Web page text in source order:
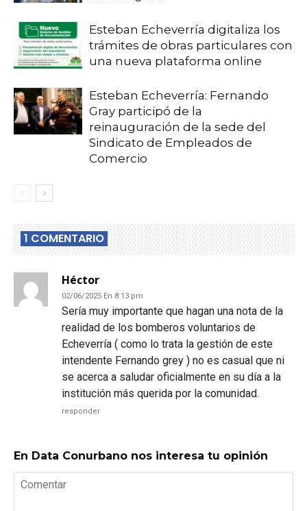
Esteban Echeverría digitaliza los
trámites de obras particulares con
una nueva plataforma online
Esteban Echeverría: Fernando
Gray participó de la
reinauguración de la sede del
Sindicato de Empleados de
Comercio
1 COMENTARIO
Héctor
02/06/2025 En 8:13 pm
Sería muy importante que hagan una nota de la
realidad de los bomberos voluntarios de
Echeverría ( como lo trata la gestión de este
intendente Fernando grey ) no es casual que ni
se acerca a saludar oficialmente en su día a la
institución más querida por la comunidad.
responder
En Data Conurbano nos interesa tu opinión